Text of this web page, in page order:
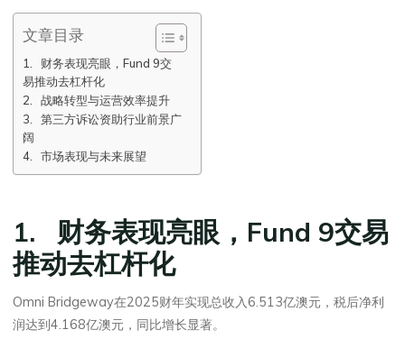
文章目录
1. 财务表现亮眼，Fund 9交
易推动去杠杆化
2. 战略转型与运营效率提升
3. 第三方诉讼资助行业前景广
阔
4. 市场表现与未来展望
1. 财务表现亮眼，Fund 9交易
推动去杠杆化
Omni Bridgeway在2025财年实现总收入6.513亿澳元，税后净利
润达到4.168亿澳元，同比增长显著。